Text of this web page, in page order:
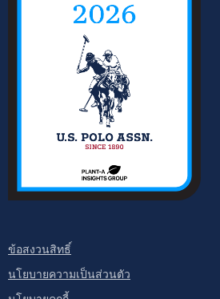
ข้อสงวนสิทธิ์
นโยบายความเป็นส่วนตัว